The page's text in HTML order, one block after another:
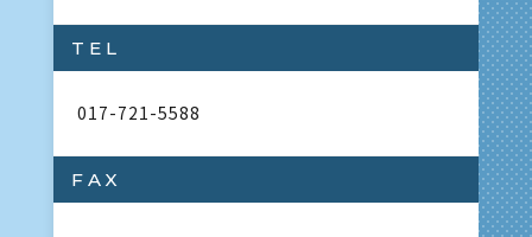
TEL
017-721-5588
FAX